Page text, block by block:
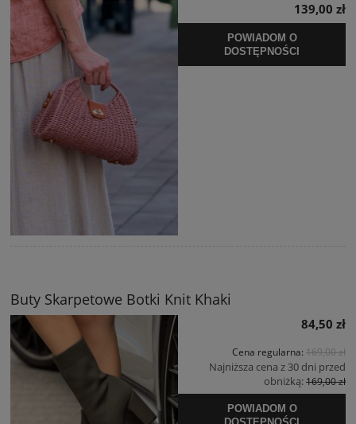
139,00 zł
POWIADOM O
DOSTĘPNOŚCI
Buty Skarpetowe Botki Knit Khaki
84,50 zł
Cena regularna: 169,00 zł
Najniższa cena z 30 dni przed
obniżką:169,00 zł
POWIADOM O